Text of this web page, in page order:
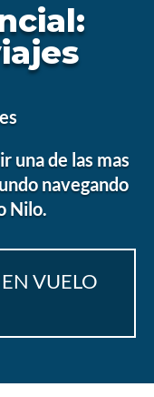
una de las mas
navegando
Nilo.
VUELO